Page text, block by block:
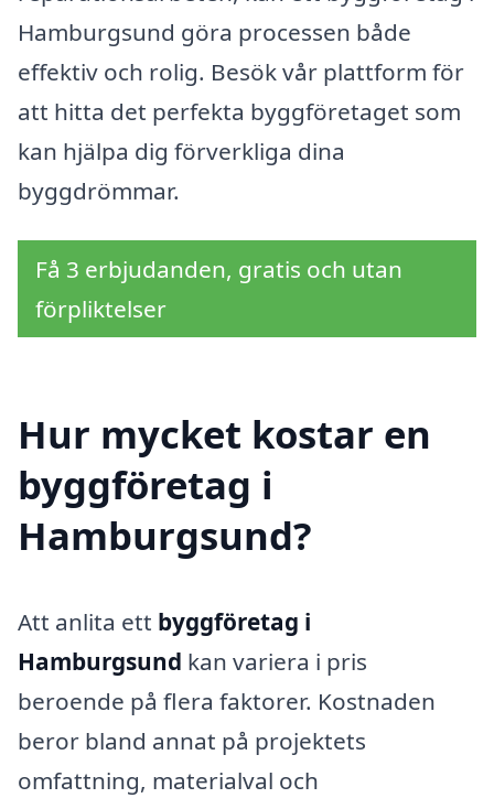
Hamburgsund göra processen både
effektiv och rolig. Besök vår plattform för
att hitta det perfekta byggföretaget som
kan hjälpa dig förverkliga dina
byggdrömmar.
Få 3 erbjudanden, gratis och utan
förpliktelser
Hur mycket kostar en
byggföretag i
Hamburgsund?
Att anlita ett byggföretag i
Hamburgsund kan variera i pris
beroende på flera faktorer. Kostnaden
beror bland annat på projektets
omfattning, materialval och